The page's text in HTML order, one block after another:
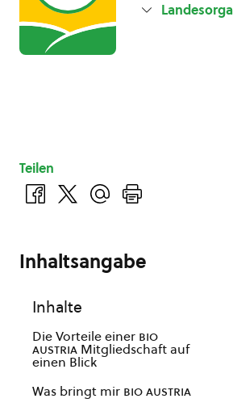
Teilen
Inhaltsangabe
Inhalte
Die Vorteile einer bio
austria Mitgliedschaft auf
einen Blick
Was bringt mir bio austria